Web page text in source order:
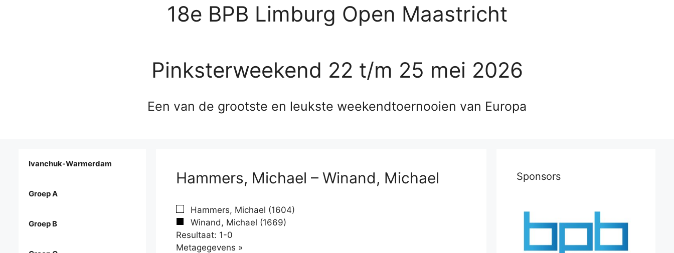
18e BPB Limburg Open Maastricht
Pinksterweekend 22 t/m 25 mei 2026
Een van de grootste en leukste weekendtoernooien van Europa
Hammers, Michael – Winand, Michael
Hammers, Michael (1604)
Winand, Michael (1669)
Resultaat: 1-0
Metagegevens »
Ivanchuk-Warmerdam
Groep A
Groep B
Sponsors